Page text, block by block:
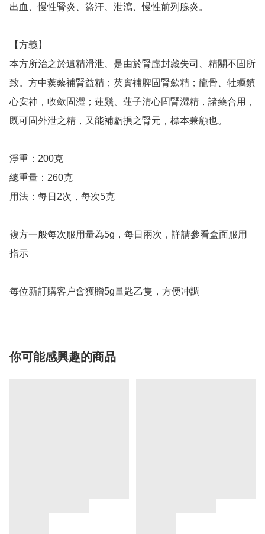
出血、慢性腎炎、盜汗、泄瀉、慢性前列腺炎。
【方義】
本方所治之於遺精滑泄、是由於腎虛封藏失司、精關不固所
致。方中蒺藜補腎益精；芡實補脾固腎歛精；龍骨、牡蠣鎮
心安神，收歛固澀；蓮鬚、蓮子清心固腎澀精，諸藥合用，
既可固外泄之精，又能補虧損之腎元，標本兼顧也。
淨重：200克
總重量：260克
用法：每日2次，每次5克
複方一般每次服用量為5g，每日兩次，詳請參看盒面服用
指示
每位新訂購客户會獲贈5g量匙乙隻，方便冲調
你可能感興趣的商品